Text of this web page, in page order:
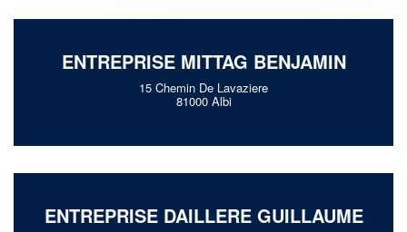
ENTREPRISE MITTAG BENJAMIN
15 Chemin De Lavaziere
81000 Albi
ENTREPRISE DAILLERE GUILLAUME